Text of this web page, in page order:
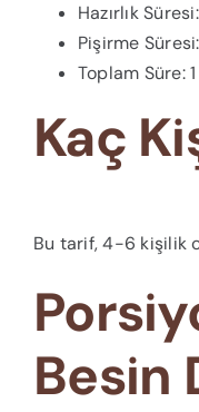
Hazırlık
Pişirme
Toplam Süre:
Kaç
Bu tarif, 4-6 kişilik
Besin